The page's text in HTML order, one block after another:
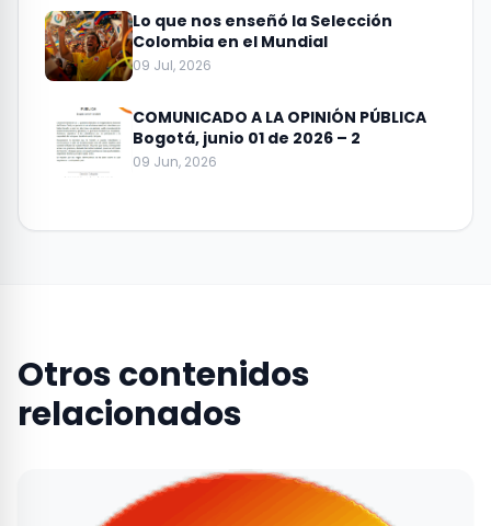
Lo que nos enseñó la Selección
Colombia en el Mundial
09 Jul, 2026
COMUNICADO A LA OPINIÓN PÚBLICA
Bogotá, junio 01 de 2026 – 2
09 Jun, 2026
Otros contenidos
relacionados